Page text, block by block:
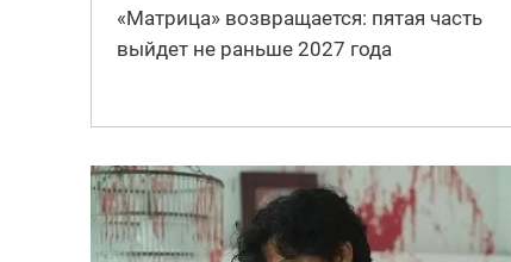
«Матрица» возвращается: пятая часть
выйдет не раньше 2027 года